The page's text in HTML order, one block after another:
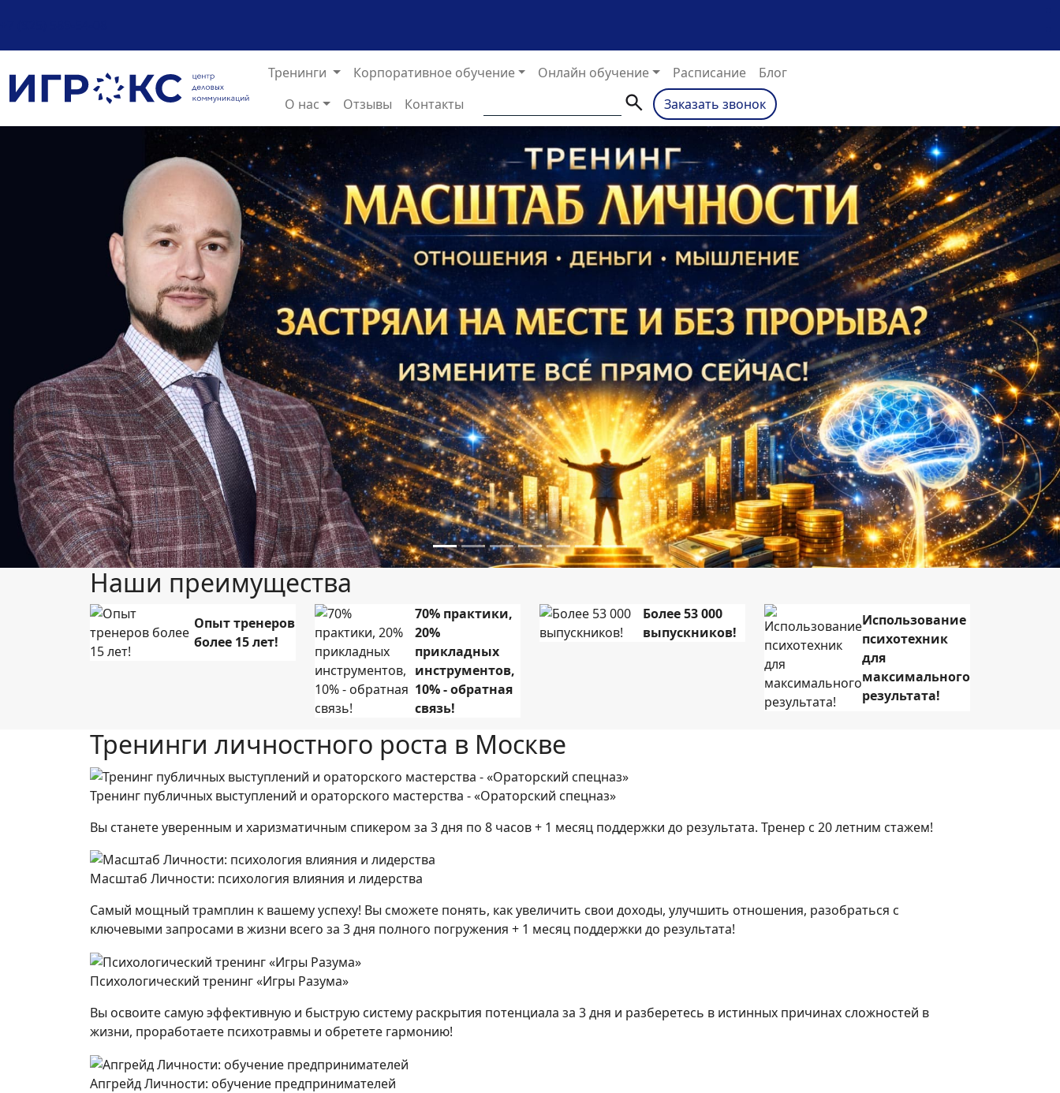
Тренинги (текущий)
Корпоративное обучение Онлайн обучение Расписание
Блог
О нас
Отзывы Контакты Заказать звонок
Previous Next
Наши преимущества
Опыт тренеров
более 15 лет!
70% практики,
20%
прикладных
инструментов,
10% - обратная
связь!
Более 53 000
выпускников!
Использование
психотехник
для
максимального
результата!
Тренинги личностного роста в Москве
Тренинг публичных выступлений и ораторского мастерства - «Ораторский спецназ»
Вы станете уверенным и харизматичным спикером за 3 дня по 8 часов + 1 месяц поддержки до результата. Тренер с 20 летним стажем!
Масштаб Личности: психология влияния и лидерства
Самый мощный трамплин к вашему успеху! Вы сможете понять, как увеличить свои доходы, улучшить отношения, разобраться с
ключевыми запросами в жизни всего за 3 дня полного погружения + 1 месяц поддержки до результата!
Психологический тренинг «Игры Разума»
Вы освоите самую эффективную и быструю систему раскрытия потенциала за 3 дня и разберетесь в истинных причинах сложностей в
жизни, проработаете психотравмы и обретете гармонию!
Апгрейд Личности: обучение предпринимателей